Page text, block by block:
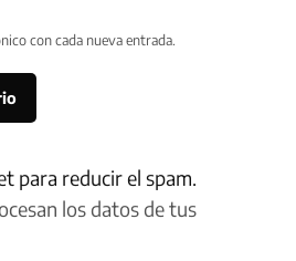
con cada nueva entrada.
para reducir el spam.
los datos de tus